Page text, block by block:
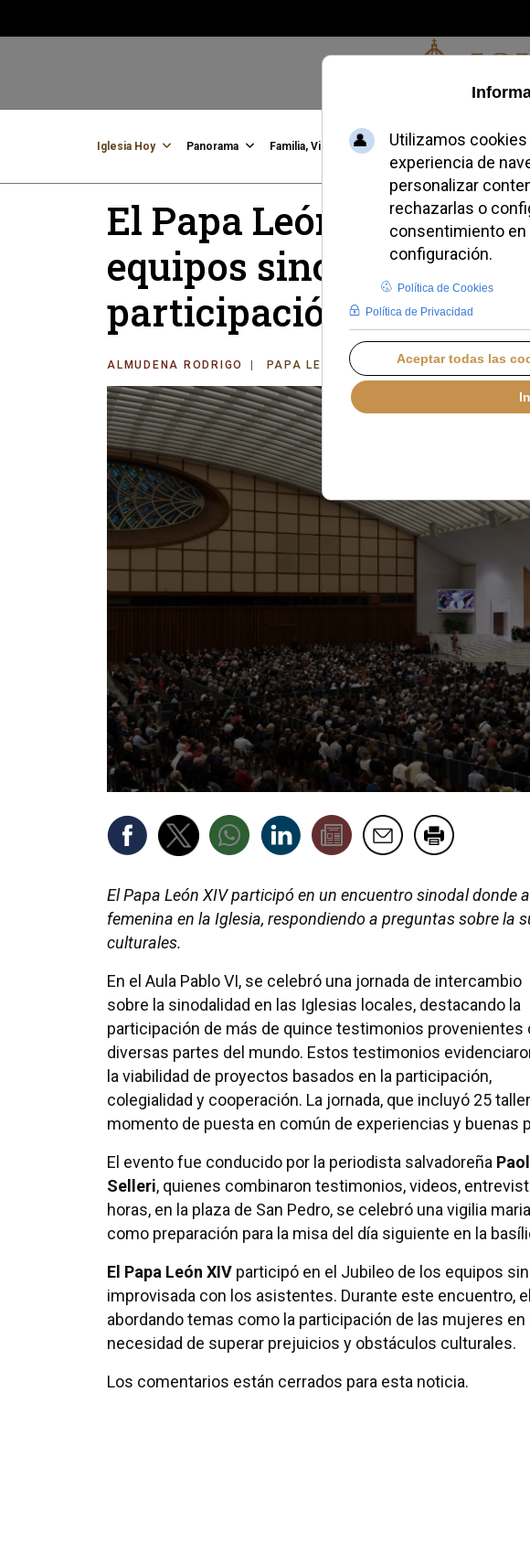
Iglesia Hoy Panorama Familia, Vida, Identidad Credofobiómetro
El Papa León XIV
equipos sinodales sobre
participación de las
ALMUDENA RODRIGO PAPA LEÓN XIV DOMINGO, 26
El Papa León XIV participó en un encuentro sinodal
femenina en la Iglesia, respondiendo a preguntas sobre la
culturales.
En el Aula Pablo VI, se celebró una jornada de intercambio
sobre la sinodalidad en las Iglesias locales, destacando la
participación de más de quince testimonios provenientes
diversas partes del mundo. Estos testimonios
la viabilidad de proyectos basados en la participación,
colegialidad y cooperación. La jornada, que incluyó 25
momento de puesta en común de experiencias y buenas
El evento fue conducido por la periodista salvadoreña
Selleri, quienes combinaron testimonios, videos,
horas, en la plaza de San Pedro, se celebró una vigilia
como preparación para la misa del día siguiente en la
El Papa León XIV participó en el Jubileo de los equipos
improvisada con los asistentes. Durante este encuentro,
abordando temas como la participación de las mujeres
necesidad de superar prejuicios y obstáculos culturales.
Los comentarios están cerrados para esta noticia.